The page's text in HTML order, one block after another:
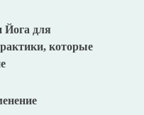
Йога для
которые